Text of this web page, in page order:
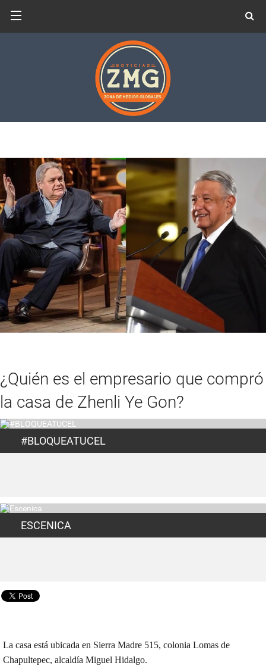
¿Quién es el empresario que compró
la casa de Zhenli Ye Gon?
#BLOQUEATUCEL
ESCENICA
La casa está ubicada en Sierra Madre 515, colonia Lomas de
Chapultepec, alcaldía Miguel Hidalgo.